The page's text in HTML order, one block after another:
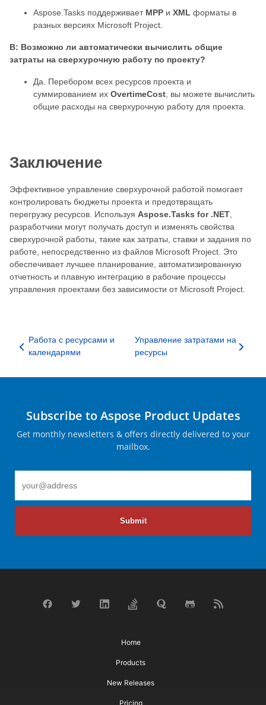
Aspose.Tasks поддерживает MPP и XML форматы в
разных версиях Microsoft Project.
В: Возможно ли автоматически вычислить общие
затраты на сверхурочную работу по проекту?
Да. Перебором всех ресурсов проекта и
суммированием их OvertimeCost, вы можете вычислить
общие расходы на сверхурочную работу для проекта.
Заключение
Эффективное управление сверхурочной работой помогает
контролировать бюджеты проекта и предотвращать
перегрузку ресурсов. Используя Aspose.Tasks for .NET,
разработчики могут получать доступ и изменять свойства
сверхурочной работы, такие как затраты, ставки и задания по
работе, непосредственно из файлов Microsoft Project. Это
обеспечивает лучшее планирование, автоматизированную
отчетность и плавную интеграцию в рабочие процессы
управления проектами без зависимости от Microsoft Project.
Работа с ресурсами и
календарями
Управление затратами на
ресурсы
Subscribe to Aspose Product Updates
Get monthly newsletters & offers directly delivered to your
mailbox.
Submit
Home
Products
New Releases
Pricing